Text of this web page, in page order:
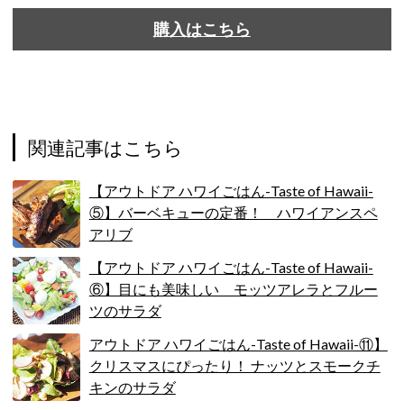
購入はこちら
関連記事はこちら
【アウトドア ハワイごはん-Taste of Hawaii-
⑤】バーベキューの定番！ ハワイアンスペ
アリブ
【アウトドア ハワイごはん-Taste of Hawaii-
⑥】目にも美味しい モッツアレラとフルー
ツのサラダ
アウトドア ハワイごはん-Taste of Hawaii-⑪】
クリスマスにぴったり！ ナッツとスモークチ
キンのサラダ